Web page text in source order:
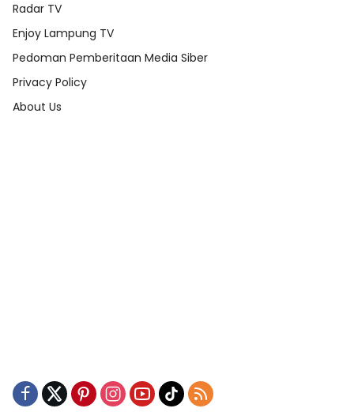
Radar TV
Enjoy Lampung TV
Pedoman Pemberitaan Media Siber
Privacy Policy
About Us